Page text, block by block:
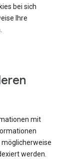
bei sich
Ihre
mit
werden.